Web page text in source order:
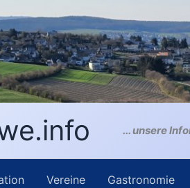
... unsere
Vereine Gastronomie